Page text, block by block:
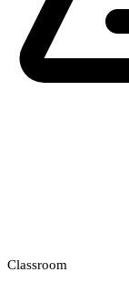
Classroom